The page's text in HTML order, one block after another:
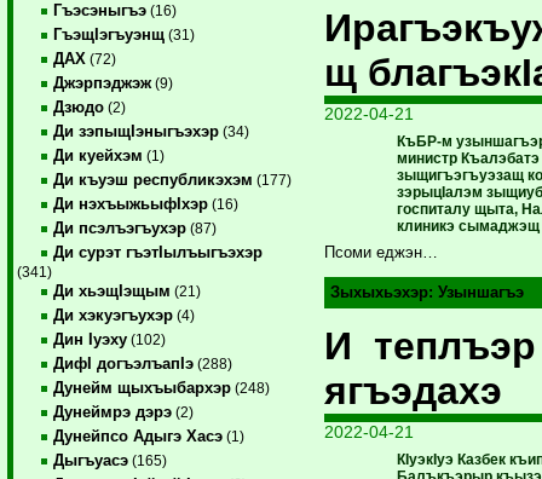
Гъэсэныгъэ (16)
ГъэщIэгъуэнщ (31)
ДАХ (72)
Джэрпэджэж (9)
Дзюдо (2)
Ди зэпыщIэныгъэхэр (34)
Ди куейхэм (1)
Ди къуэш республикэхэм (177)
Ди нэхъыжьыфIхэр (16)
Ди псэлъэгъухэр (87)
Ди сурэт гъэтIылъыгъэхэр
(341)
Ди хьэщIэщым (21)
Ди хэкуэгъухэр (4)
Дин Iуэху (102)
ДифI догъэлъапIэ (288)
Дунейм щыхъыбархэр (248)
Дунеймрэ дэрэ (2)
Дунейпсо Адыгэ Хасэ (1)
Дыгъуасэ (165)
щ
2022-04-21
КъБР-м
министр
зыщигъэгъуэзащ
зэрыцIалэм
госпиталу щыта,
клиникэ
Псоми еджэн…
Зыхыхьэхэр:Узыншагъэ
И
ягъэдахэ
2022-04-21
КIуэкIуэ Казбек